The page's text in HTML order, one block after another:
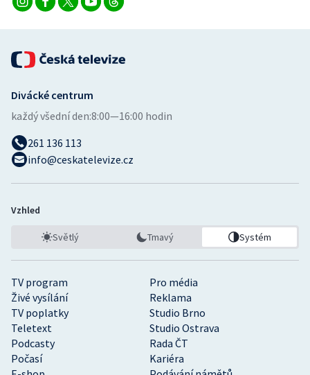
TV program
Pro média
Živé vysílání
Reklama
TV poplatky
Studio Brno
Teletext
Studio Ostrava
Podcasty
Rada ČT
Počasí
Kariéra
Divácké centrum
každý všední den:8:00—16:00 hodin
261 136 113
info@ceskatelevize.cz
Vzhled
Světlý Tmavý Systém